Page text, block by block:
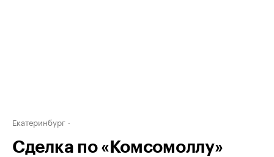
Екатеринбург
Сделка по «Комсомоллу»